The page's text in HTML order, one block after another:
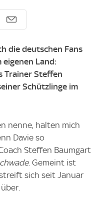
die deutschen Fans
Land:
Trainer Steffen
Schützlinge im
nenne, halten mich
Davie so
Steffen Baumgart
. Gemeint ist
sich seit Januar